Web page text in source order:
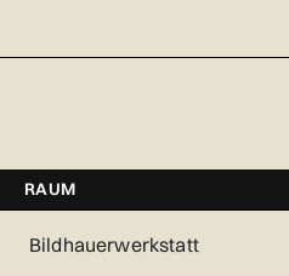
RAUM
Bildhauerwerkstatt